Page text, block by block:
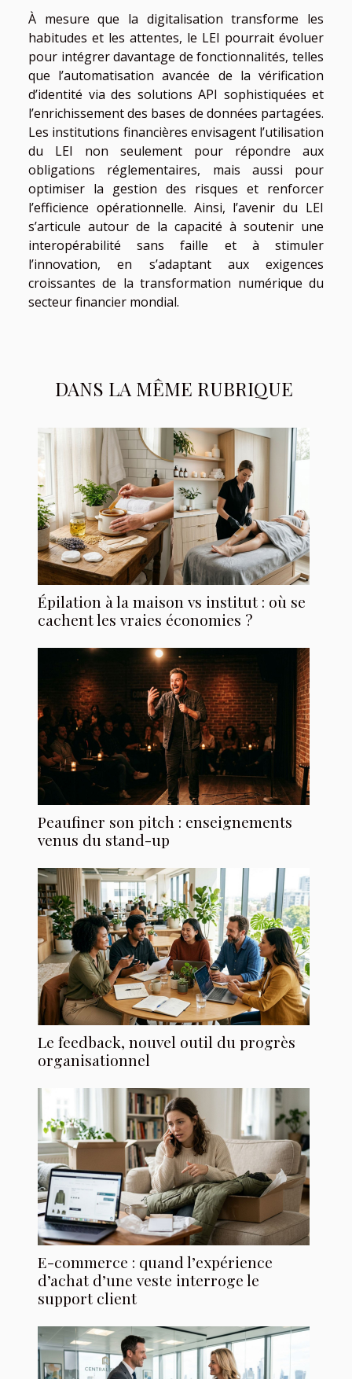
À mesure que la digitalisation transforme les
habitudes et les attentes, le LEI pourrait évoluer
pour intégrer davantage de fonctionnalités, telles
que l’automatisation avancée de la vérification
d’identité via des solutions API sophistiquées et
l’enrichissement des bases de données partagées.
Les institutions financières envisagent l’utilisation
du LEI non seulement pour répondre aux
obligations réglementaires, mais aussi pour
optimiser la gestion des risques et renforcer
l’efficience opérationnelle. Ainsi, l’avenir du LEI
s’articule autour de la capacité à soutenir une
interopérabilité sans faille et à stimuler
l’innovation, en s’adaptant aux exigences
croissantes de la transformation numérique du
secteur financier mondial.
DANS LA MÊME RUBRIQUE
Épilation à la maison vs institut : où se
cachent les vraies économies ?
Peaufiner son pitch : enseignements
venus du stand-up
Le feedback, nouvel outil du progrès
organisationnel
E-commerce : quand l’expérience
d’achat d’une veste interroge le
support client